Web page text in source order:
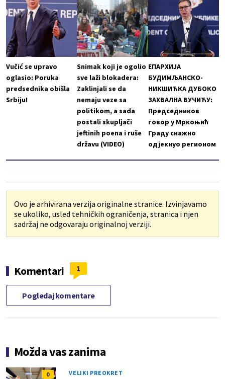
Vučić se upravo
oglasio: Poruka
predsednika obišla
Srbiju!
Snimak koji je ogolio
sve laži blokadera:
Zaklinjali se da
nemaju veze sa
politikom, a sada
postali skupljači
jeftinih poena i ruše
državu (VIDEO)
ЕПАРХИЈА
БУДИМЉАНСКО-
НИКШИЋКА ДУБОКО
ЗАХВАЛНА ВУЧИЋУ:
Председников
говор у Мркоњић
Граду снажно
одјекнуо регионом
Ovo je arhivirana verzija originalne stranice. Izvinjavamo
se ukoliko, usled tehničkih ograničenja, stranica i njen
sadržaj ne odgovaraju originalnoj verziji.
Komentari 1
Pogledaj komentare
Možda vas zanima
0 VELIKI PREOKRET